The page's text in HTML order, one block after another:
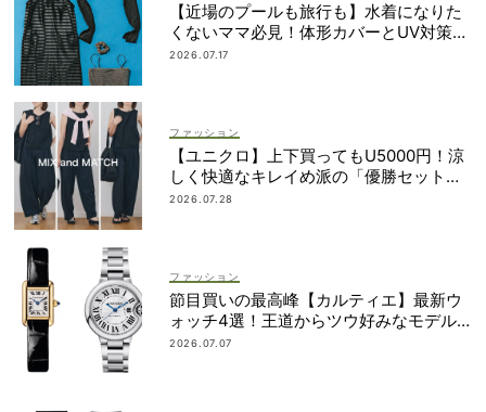
【近場のプールも旅行も】水着になりた
くないママ必見！体形カバーとUV対策を
両立するマルチウェア速報
2026.07.17
ファッション
【ユニクロ】上下買ってもU5000円！涼
しく快適なキレイめ派の「優勝セット」
は着回し力も
2026.07.28
ファッション
節目買いの最高峰【カルティエ】最新ウ
ォッチ4選！王道からツウ好みなモデル
まで
2026.07.07